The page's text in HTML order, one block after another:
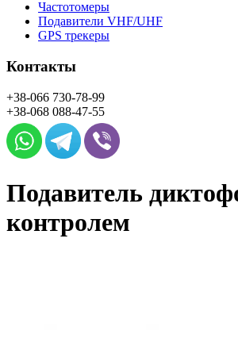
Частотомеры
Подавители VHF/UHF
GPS трекеры
Контакты
+38-066 730-78-99
+38-068 088-47-55
Подавитель
контролем